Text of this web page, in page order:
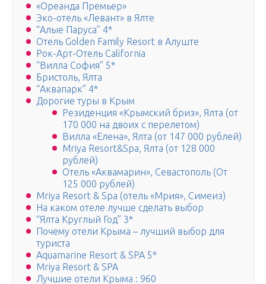
«Ореанда Премьер»
Эко-отель «Левант» в Ялте
“Алые Паруса” 4*
Отель Golden Family Resort в Алуште
Рок-Арт-Отель California
“Вилла София” 5*
Бристоль, Ялта
“Аквапарк” 4*
Дорогие туры в Крым
Резиденция «Крымский бриз», Ялта (от
170 000 на двоих с перелетом)
Вилла «Елена», Ялта (от 147 000 рублей)
Mriya Resort&Spa, Ялта (от 128 000
рублей)
Отель «Аквамарин», Севастополь (От
125 000 рублей)
Mriya Resort & Spa (отель «Мрия», Симеиз)
На каком отеле лучше сделать выбор
“Ялта Круглый Год” 3*
Почему отели Крыма – лучший выбор для
туриста
Aquamarine Resort & SPA 5*
Mriya Resort & SPA
Лучшие отели Крыма : 960